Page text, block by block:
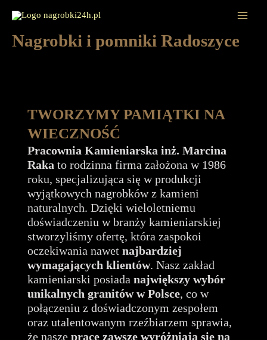
treściNagrobki i pomniki Radoszyce
TWORZYMY PAMIĄTKI NA
WIECZNOŚĆ
Pracownia Kamieniarska inż. Marcina
Raka to rodzinna firma założona w 1986
roku, specjalizująca się w produkcji
wyjątkowych nagrobków z kamieni
naturalnych. Dzięki wieloletniemu
doświadczeniu w branży kamieniarskiej
stworzyliśmy ofertę, która zaspokoi
oczekiwania nawet najbardziej
wymagających klientów. Nasz zakład
kamieniarski posiada największy wybór
unikalnych granitów w Polsce, co w
połączeniu z doświadczonym zespołem
oraz utalentowanym rzeźbiarzem sprawia,
że nasze prace zawsze wyróżniają się na